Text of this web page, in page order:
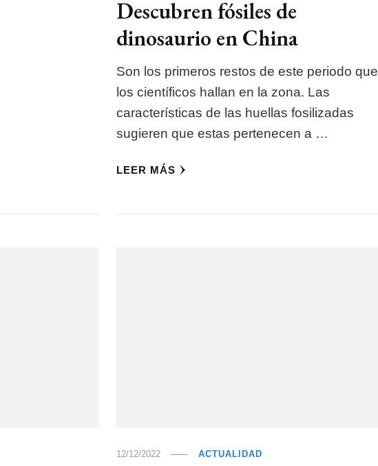
Descubren fósiles de
dinosaurio en China
Son los primeros restos de este periodo que
los científicos hallan en la zona. Las
características de las huellas fosilizadas
sugieren que estas pertenecen a …
LEER MÁS
12/12/2022 ACTUALIDAD